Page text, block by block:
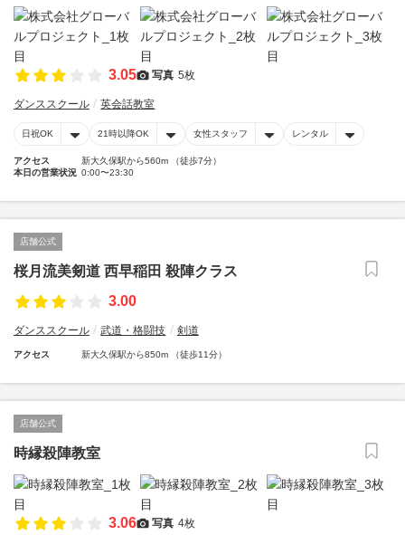
3.05 写真 5枚
ダンススクール 英会話教室
日祝OK 21時以降OK 女性スタッフ レンタル
アクセス
新大久保駅から560m （徒歩7分）
本日の営業状況 0:00〜23:30
店舗公式
桜月流美剱道 西早稲田 殺陣クラス
3.00
ダンススクール 武道・格闘技 剣道
アクセス 新大久保駅から850m （徒歩11分）
店舗公式
時縁殺陣教室
3.06 写真 4枚